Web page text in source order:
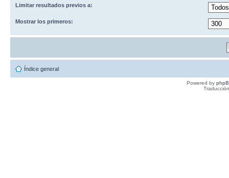
Limitar resultados previos a:
Mostrar los primeros:
Índice general
Powered by